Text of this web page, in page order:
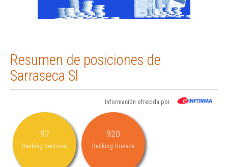
Resumen de posiciones de
Sarraseca Sl
Información ofrecida por
97
Ranking Sectorial
920
Ranking Huesca